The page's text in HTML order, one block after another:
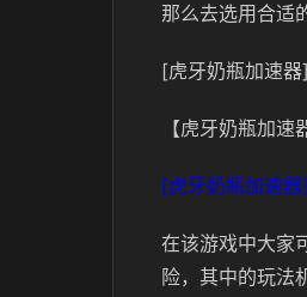
那么去选用合适
[虎牙奶瓶加速器]
【虎牙奶瓶加
[虎牙奶瓶加速器]
在该游戏中大家
险，其中的玩法